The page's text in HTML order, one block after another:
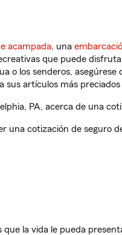
acampada, una
que puede
o los senderos,
artículos más
PA, acerca de una
una cotización de seguro
la vida le pueda